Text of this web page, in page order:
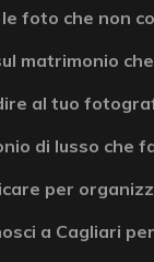
foto che non
matrimonio
al tuo
di lusso che
per
a Cagliari